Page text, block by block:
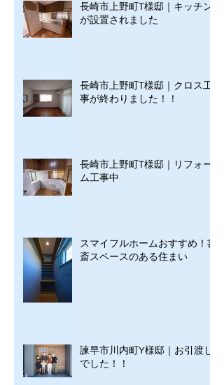
長崎市上野町T様邸｜キッチン
が設置されました
長崎市上野町T様邸｜クロス工
事が終わりました！！
長崎市上野町T様邸｜リフォー
ム工事中
スマイフルホームおすすめ！書
斎スペースのある住まい
諫早市川内町Y様邸｜お引渡し
でした！！